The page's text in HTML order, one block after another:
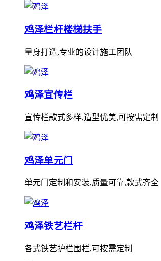
鸡泽栏杆楼梯扶手
量身打造,专业的设计施工团队
鸡泽宣传栏
宣传栏款式多样,造型优美,可按需定制
鸡泽单元门
单元门定制和安装,质量可靠,款式齐全
鸡泽铁艺栏杆
各式铁艺护栏围栏,可按需定制